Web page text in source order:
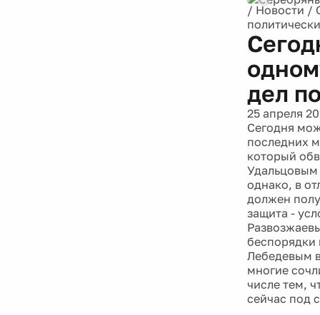
/ Новости /
дел
25 апреля
Сегодня
последних
который
Удальцовым
однако, в
должен
защита -
беспорядки
Лебедевым
многие
числе тем,
сейчас под